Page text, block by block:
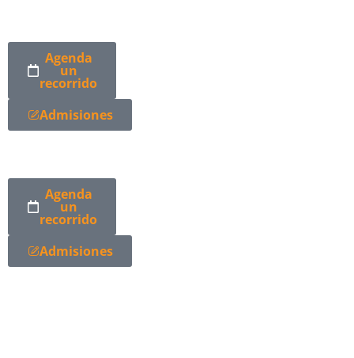
Agenda
un
recorrido
Admisiones
Agenda
un
recorrido
Admisiones